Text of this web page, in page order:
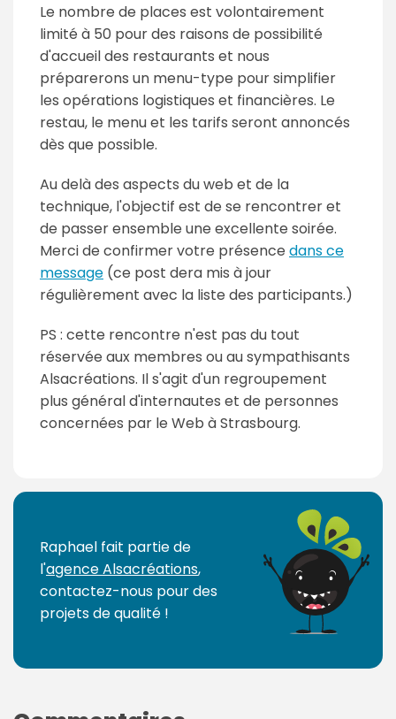
Le nombre de places est volontairement
limité à 50 pour des raisons de possibilité
d'accueil des restaurants et nous
préparerons un menu-type pour simplifier
les opérations logistiques et financières. Le
restau, le menu et les tarifs seront annoncés
dès que possible.
Au delà des aspects du web et de la
technique, l'objectif est de se rencontrer et
de passer ensemble une excellente soirée.
Merci de confirmer votre présence dans ce
message (ce post dera mis à jour
régulièrement avec la liste des participants.)
PS : cette rencontre n'est pas du tout
réservée aux membres ou au sympathisants
Alsacréations. Il s'agit d'un regroupement
plus général d'internautes et de personnes
concernées par le Web à Strasbourg.
Raphael fait partie de
l'agence Alsacréations,
contactez-nous pour des
projets de qualité !